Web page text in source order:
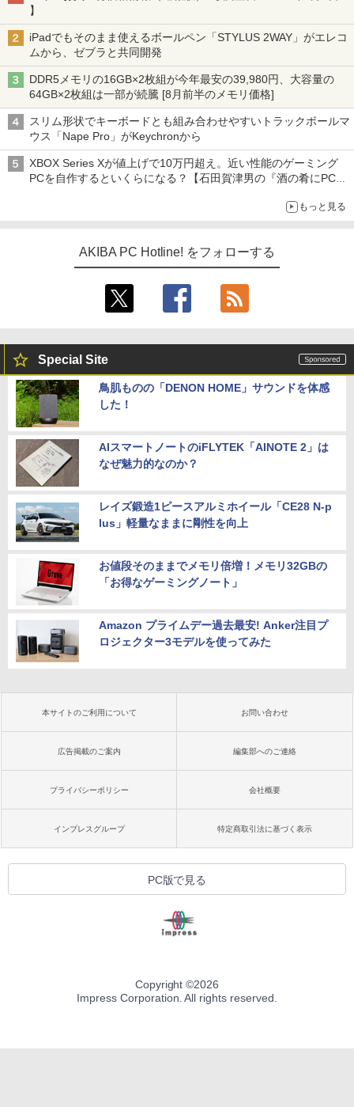
】
iPadでもそのまま使えるボールペン「STYLUS 2WAY」がエレコ
ムから、ゼブラと共同開発
DDR5メモリの16GB×2枚組が今年最安の39,980円、大容量の
64GB×2枚組は一部が続騰 [8月前半のメモリ価格]
スリム形状でキーボードとも組み合わせやすいトラックボールマ
ウス「Nape Pro」がKeychronから
XBOX Series Xが値上げで10万円超え。近い性能のゲーミング
PCを自作するといくらになる？【石田賀津男の『酒の肴にPCゲ
もっと見る
AKIBA PC Hotline! をフォローする
Special Site
鳥肌ものの「DENON HOME」サウンドを体感
した！
AIスマートノートのiFLYTEK「AINOTE 2」は
なぜ魅力的なのか？
レイズ鍛造1ピースアルミホイール「CE28 N-p
lus」軽量なままに剛性を向上
お値段そのままでメモリ倍増！メモリ32GBの
「お得なゲーミングノート」
Amazon プライムデー過去最安! Anker注目プ
ロジェクター3モデルを使ってみた
本サイトのご利用について お問い合わせ
広告掲載のご案内 編集部へのご連絡
プライバシーポリシー 会社概要
インプレスグループ 特定商取引法に基づく表示
PC版で見る
Copyright ©2026
Impress Corporation. All rights reserved.